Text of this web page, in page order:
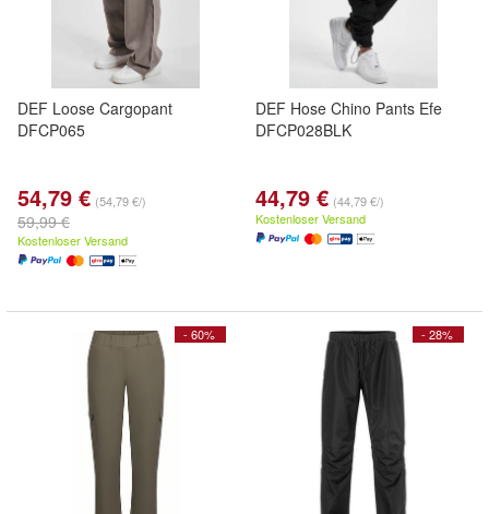
DEF Loose Cargopant
DFCP065
54,79 € (54,79 €/)
59,99 €
Kostenloser Versand
DEF Hose Chino Pants Efe
DFCP028BLK
44,79 € (44,79 €/)
Kostenloser Versand
- 60% - 28%